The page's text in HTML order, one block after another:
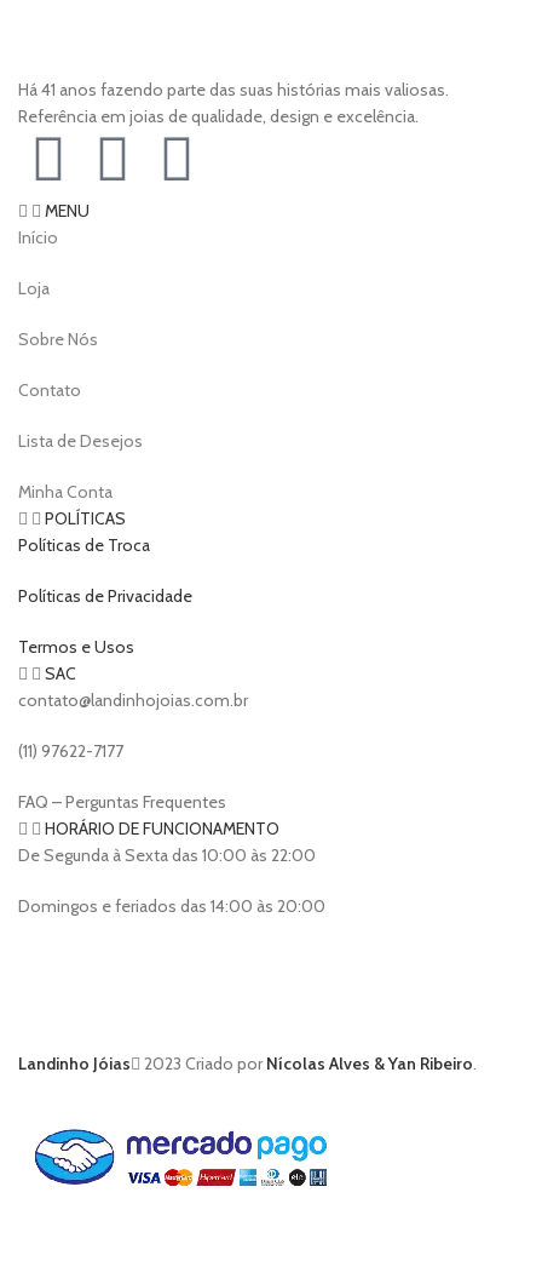
Há 41 anos fazendo parte das suas histórias mais valiosas.
Referência em joias de qualidade, design e excelência.
MENU
Início
Loja
Sobre Nós
Contato
Lista de Desejos
Minha Conta
POLÍTICAS
Políticas de Troca
Políticas de Privacidade
Termos e Usos
SAC
contato@landinhojoias.com.br
(11) 97622-7177
FAQ – Perguntas Frequentes
HORÁRIO DE FUNCIONAMENTO
De Segunda à Sexta das 10:00 às 22:00
Domingos e feriados das 14:00 às 20:00
Landinho Jóias 2023 Criado porNícolas Alves & Yan Ribeiro.